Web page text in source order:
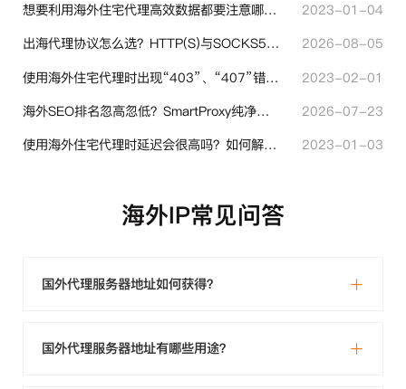
想要利用海外住宅代理高效数据都要注意哪些地方？
2023-01-04
出海代理协议怎么选？HTTP(S)与SOCKS5核心差异与选型技巧
2026-08-05
使用海外住宅代理时出现“403”、“407”错误代码时代表什么？
2023-02-01
海外SEO排名忽高忽低？SmartProxy纯净住宅IP助力站点权重稳定
2026-07-23
使用海外住宅代理时延迟会很高吗？如何解决？
2023-01-03
海外IP常见问答
国外代理服务器地址如何获得？
国外代理服务器地址有哪些用途？